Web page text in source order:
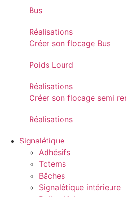
Bus
Réalisations
Créer son flocage Bus
Poids Lourd
Réalisations
Créer son flocage semi
Réalisations
Signalétique
Adhésifs
Totems
Bâches
Signalétique intérieure